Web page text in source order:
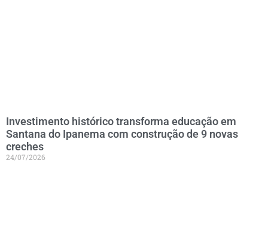
Investimento histórico transforma educação em
Santana do Ipanema com construção de 9 novas
creches
24/07/2026